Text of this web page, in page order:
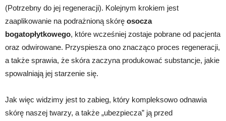
(Potrzebny do jej regeneracji). Kolejnym krokiem jest
zaaplikowanie na podrażnioną skórę osocza
bogatopłytkowego, które wcześniej zostaje pobrane od pacjenta
oraz odwirowane. Przyspiesza ono znacząco proces regeneracji,
a także sprawia, że skóra zaczyna produkować substancje, jakie
spowalniają jej starzenie się.
Jak więc widzimy jest to zabieg, który kompleksowo odnawia
skórę naszej twarzy, a także „ubezpiecza” ją przed